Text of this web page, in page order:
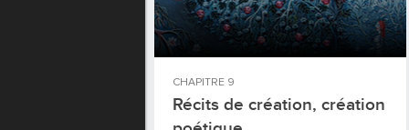
CHAPITRE 9
Récits de création, création